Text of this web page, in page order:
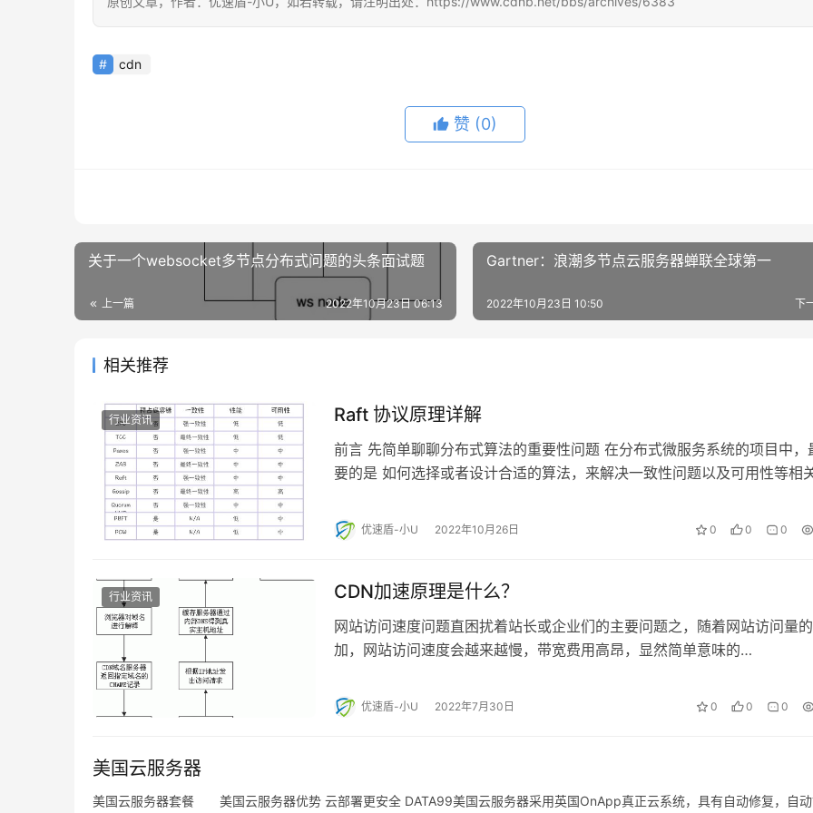
cdn
赞 (0)
关于一个websocket多节点分布式问题的头条面试题
上一篇 2022年10月23日 06:13
Gartner：浪潮多节点云服务器蝉联全球第一
下
2022年10月23日 10:50
相关推荐
行业资讯 Raft 协议原理详解
前言 先简单聊聊分布式算法的重要性问题 在分布式微服务系统的项目中，
要的是 如何选择或者设计合适的算法，来解决一致性问题以及可用性等相
优速盾-小U 2022年10月26日 0 0 0
行业资讯 CDN加速原理是什么？
网站访问速度问题直困扰着站长或企业们的主要问题之，随着网站访问量
加，网站访问速度会越来越慢，带宽费用高昂，显然简单意味的…
优速盾-小U 2022年7月30日 0 0 0
美国云服务器
美国云服务器套餐 美国云服务器优势 云部署更安全 DATA99美国云服务器采用英国OnApp真正云系统，具有自动修复，自